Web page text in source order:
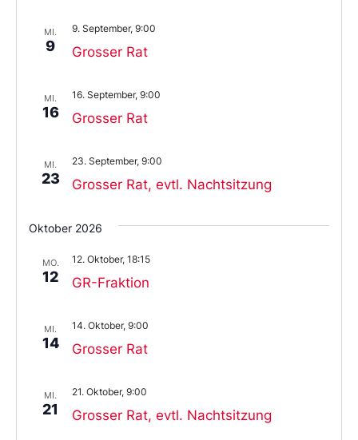
MI.
9 Grosser Rat
9. September, 9:00
MI.
16 Grosser Rat
16. September, 9:00
MI.
23 Grosser Rat, evtl. Nachtsitzung
23. September, 9:00
Oktober 2026
MO.
12 GR-Fraktion
12. Oktober, 18:15
MI.
14 Grosser Rat
14. Oktober, 9:00
MI.
21 Grosser Rat, evtl. Nachtsitzung
21. Oktober, 9:00